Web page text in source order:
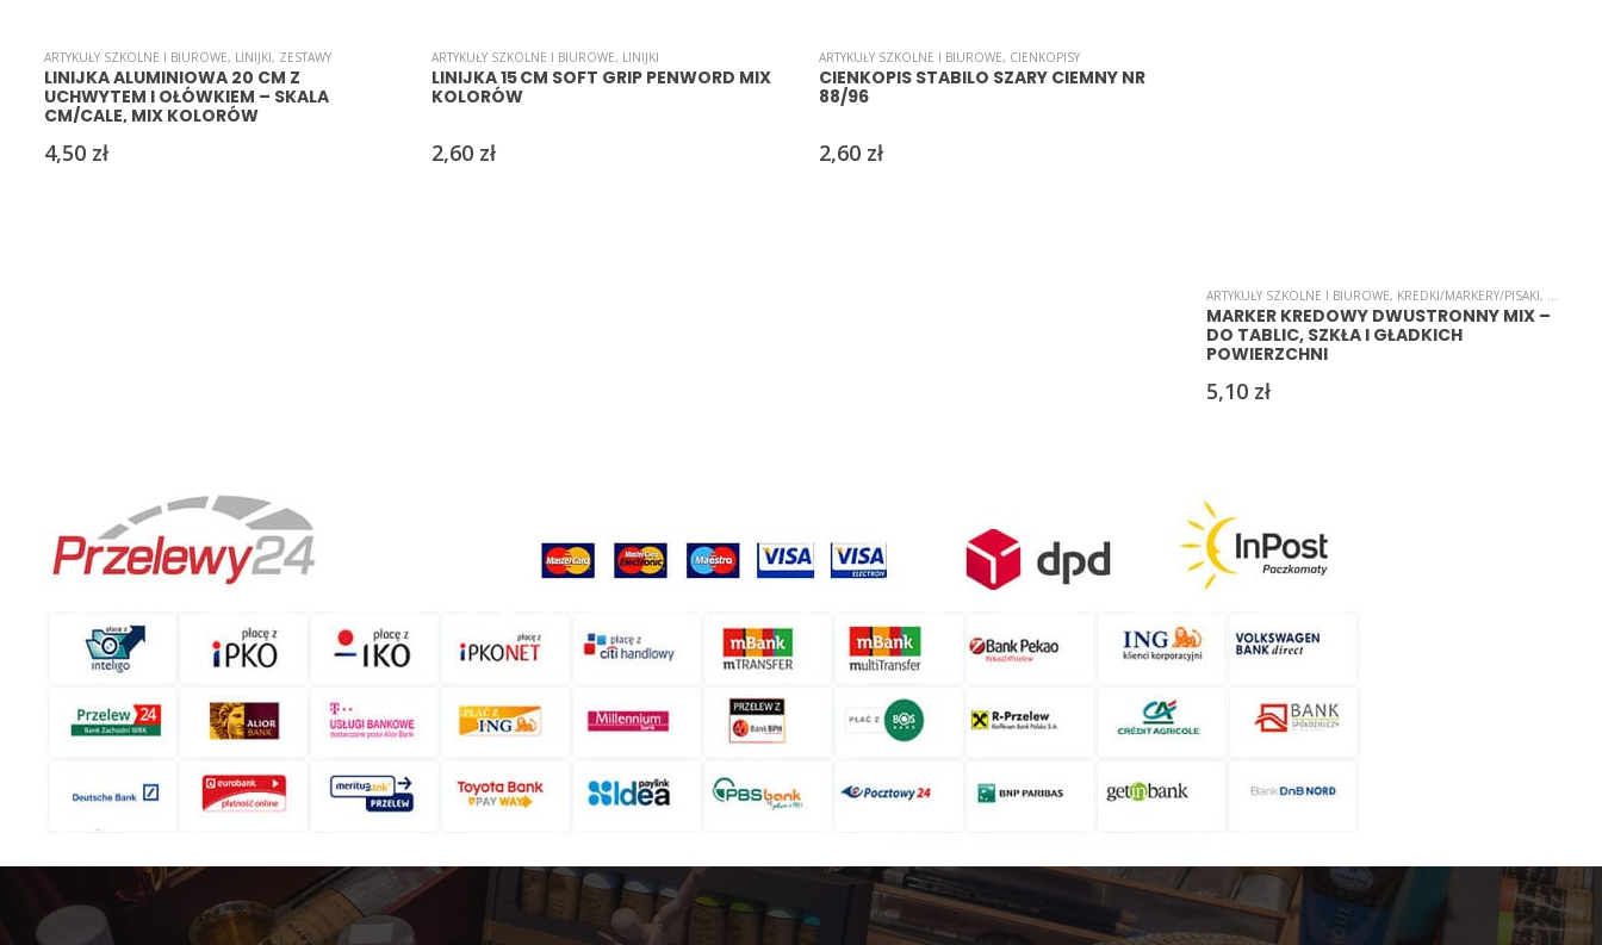
ARTYKUŁY SZKOLNE I BIUROWE, LINIJKI, ZESTAWY
LINIJKA ALUMINIOWA 20 CM Z
UCHWYTEM I OŁÓWKIEM – SKALA
CM/CALE, MIX KOLORÓW
4,50 zł
ARTYKUŁY SZKOLNE I BIUROWE, LINIJKI
LINIJKA 15 CM SOFT GRIP PENWORD MIX
KOLORÓW
2,60 zł
ARTYKUŁY SZKOLNE I BIUROWE, CIENKOPISY
CIENKOPIS STABILO SZARY CIEMNY NR
88/96
2,60 zł
ARTYKUŁY SZKOLNE I BIUROWE, KREDKI/MARKERY/PISAKI,
MARKER KREDOWY DWUSTRONNY MIX –
DO TABLIC, SZKŁA I GŁADKICH
POWIERZCHNI
5,10 zł